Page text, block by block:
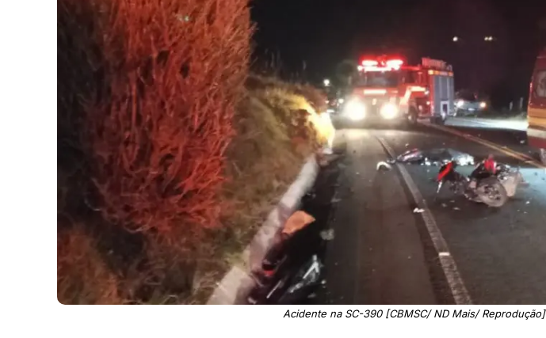
Acidente na SC-390 [CBMSC/ ND Mais/ Reprodução]